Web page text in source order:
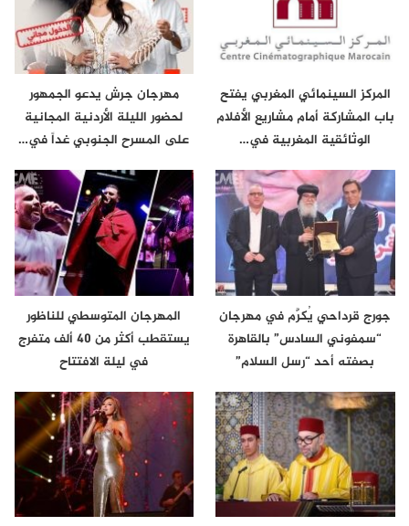
المركز السينمائي المغربي يفتح
باب المشاركة أمام مشاريع الأفلام
الوثائقية المغربية في…
مهرجان جرش يدعو الجمهور
لحضور الليلة الأردنية المجانية
على المسرح الجنوبي غداً في…
جورج قرداحي يُكرَّم في مهرجان
“سمفوني السادس” بالقاهرة
بصفته أحد “رسل السلام”
المهرجان المتوسطي للناظور
يستقطب أكثر من 40 ألف متفرج
في ليلة الافتتاح